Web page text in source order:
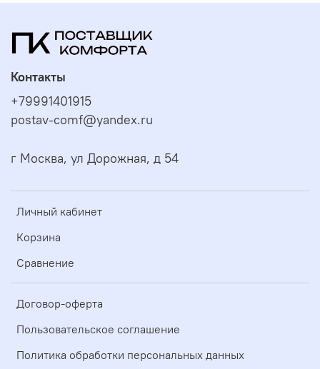
Личный кабинет
Корзина
Сравнение
Договор-оферта
Пользовательское соглашение
Политика обработки персональных данных
Контакты
+79991401915
postav-comf@yandex.ru
г Москва, ул Дорожная, д 54